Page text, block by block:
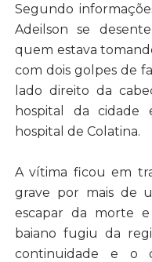
Segundo
Adeilson se
quem estava
com dois golpes de
lado direito da
hospital da cidade
hospital de Colatina.
A vítima ficou em
grave por mais de
escapar da morte
baiano fugiu da
continuidade e o